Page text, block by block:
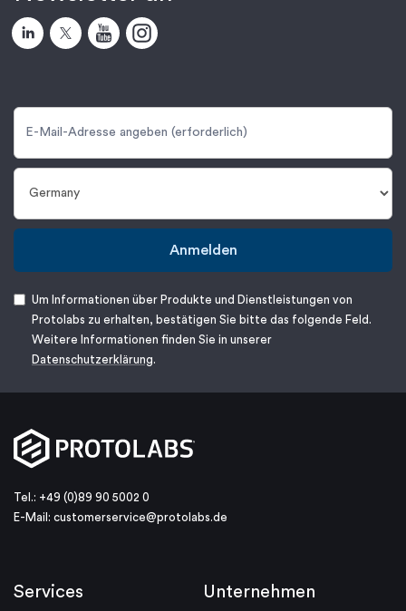
Anmelden
Um Informationen über Produkte und Dienstleistungen von
Protolabs zu erhalten, bestätigen Sie bitte das folgende Feld.
Weitere Informationen finden Sie in unserer
Datenschutzerklärung.
Tel.: +49 (0)89 90 5002 0
E-Mail: customerservice@protolabs.de
Services Unternehmen